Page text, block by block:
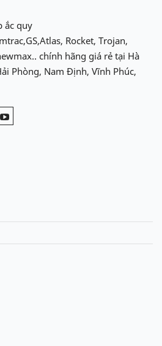
ắc quy
Rocket, Trojan,
chính hãng giá rẻ tại Hà
Phòng, Nam Định, Vĩnh Phúc,